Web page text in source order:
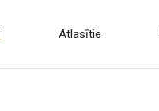
Atlasītie